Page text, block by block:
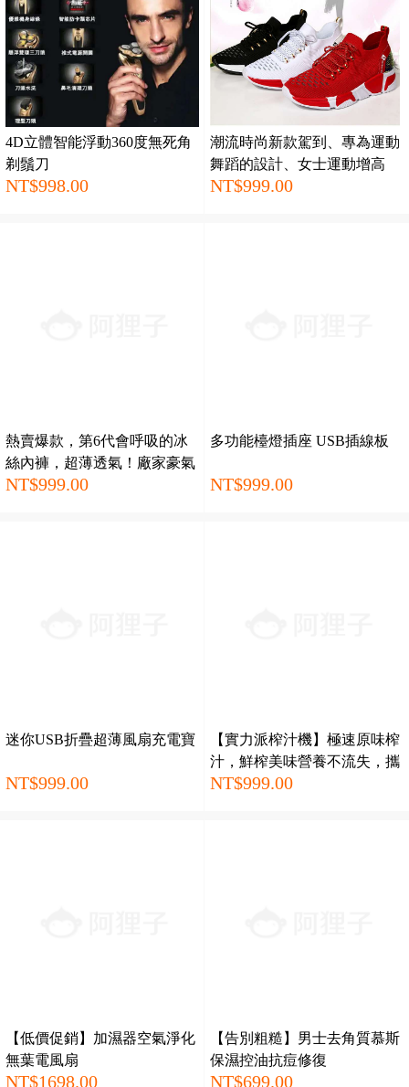
4D立體智能浮動360度無死角
剃鬚刀
NT$998.00
潮流時尚新款駕到、專為運動
舞蹈的設計、女士運動增高
鞋、透氣、舒服、加棉、安
NT$999.00
熱賣爆款，第6代會呼吸的冰
絲內褲，超薄透氣！廠家豪氣
再降價，6條僅需999！
NT$999.00
多功能檯燈插座 USB插線板
NT$999.00
迷你USB折疊超薄風扇充電寶
NT$999.00
【實力派榨汁機】極速原味榨
汁，鮮榨美味營養不流失，攜
帶方便，隨時都能喝上新鮮果
NT$999.00
【低價促銷】加濕器空氣淨化
無葉電風扇
NT$1698.00
【告別粗糙】男士去角質慕斯
保濕控油抗痘修復
NT$699.00